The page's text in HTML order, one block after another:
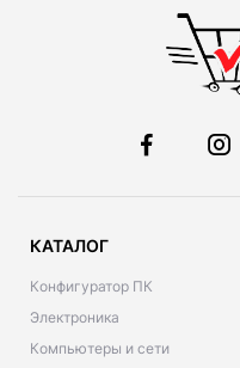
КАТАЛОГ
Конфигуратор ПК
Электроника
Компьютеры и сети